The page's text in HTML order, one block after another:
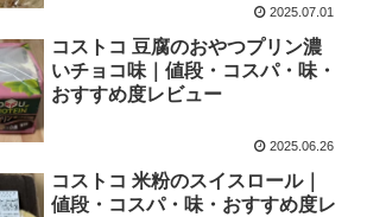
2025.07.01
コストコ 豆腐のおやつプリン濃
いチョコ味｜値段・コスパ・味・
おすすめ度レビュー
2025.06.26
コストコ 米粉のスイスロール｜
値段・コスパ・味・おすすめ度レ